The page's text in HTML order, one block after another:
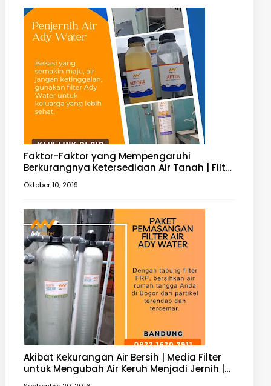
Faktor-Faktor yang Mempengaruhi
Berkurangnya Ketersediaan Air Tanah | Filter
Air Tanah
Oktober 10, 2019
Akibat Kekurangan Air Bersih | Media Filter
untuk Mengubah Air Keruh Menjadi Jernih |
Filter Air 0812 1121 7411